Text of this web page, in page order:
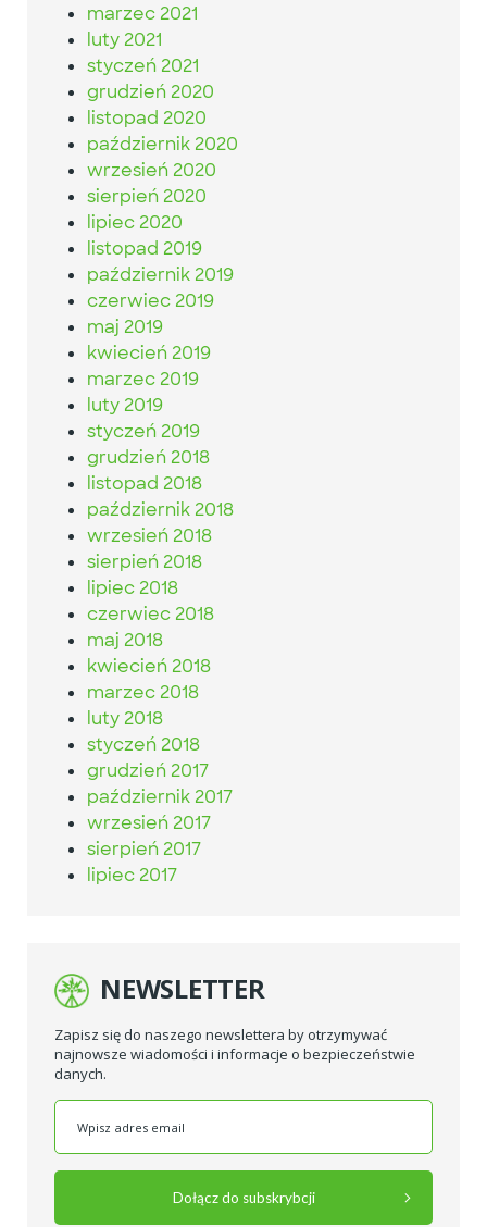
marzec 2021
luty 2021
styczeń 2021
grudzień 2020
listopad 2020
październik 2020
wrzesień 2020
sierpień 2020
lipiec 2020
listopad 2019
październik 2019
czerwiec 2019
maj 2019
kwiecień 2019
marzec 2019
luty 2019
styczeń 2019
grudzień 2018
listopad 2018
październik 2018
wrzesień 2018
sierpień 2018
lipiec 2018
czerwiec 2018
maj 2018
kwiecień 2018
marzec 2018
luty 2018
styczeń 2018
grudzień 2017
październik 2017
wrzesień 2017
sierpień 2017
lipiec 2017
NEWSLETTER
Zapisz się do naszego newslettera by otrzymywać
najnowsze wiadomości i informacje o bezpieczeństwie
danych.